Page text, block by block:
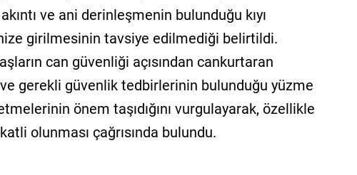
ve ani derinleşmenin bulunduğu kıyı
girilmesinin tavsiye edilmediği belirtildi.
can güvenliği açısından cankurtaran
gerekli güvenlik tedbirlerinin bulunduğu yüzme
önem taşıdığını vurgulayarak, özellikle
olunması çağrısında bulundu.